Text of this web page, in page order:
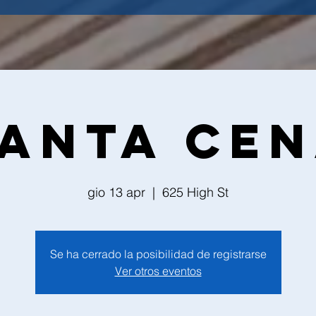
gio 13 apr
  |
625 High St
Se ha cerrado la posibilidad de registrarse
Ver otros eventos